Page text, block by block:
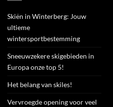
Skiën in Winterberg: Jouw
ultieme
wintersportbestemming
Sneeuwzekere skigebieden in
Europa onze top 5!
Het belang van skiles!
Vervroegde opening voor veel